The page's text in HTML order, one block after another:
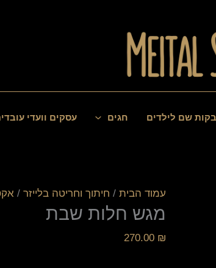
שם לילדים חגים עסקים וועדי
עמוד הבית / חיתוך וחריטה בלייזר /
מגש חלות שבת
270.00 ₪
כמות
מגש